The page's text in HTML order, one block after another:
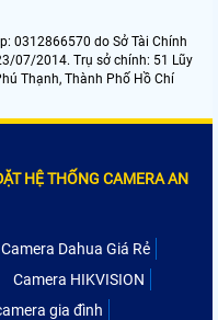
0312866570 do Sở Tài Chính
07/2014. Trụ sở chính: 51 Lũy
Thạnh, Thành Phố Hồ Chí
HỆ THỐNG CAMERA AN
Camera Dahua Giá Rẻ
Camera HIKVISION
gia đình